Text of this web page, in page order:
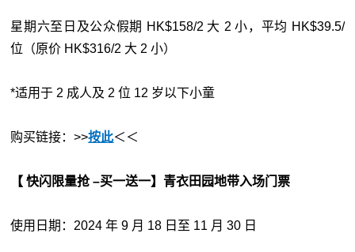
星期六至日及公众假期 HK$158/2 大 2 小，平均 HK$39.5/
位（原价 HK$316/2 大 2 小）
*适用于 2 成人及 2 位 12 岁以下小童
购买链接：>>按此＜＜
【 快闪限量抢 –买一送一】青衣田园地带入场门票
使用日期：2024 年 9 月 18 日至 11 月 30 日